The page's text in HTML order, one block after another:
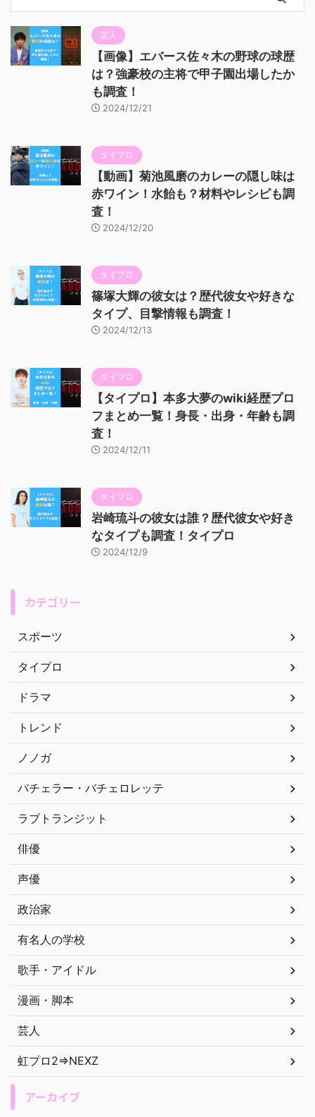
芸人
【画像】エバース佐々木の野球の球歴
は？強豪校の主将で甲子園出場したか
も調査！
2024/12/21
タイプロ
【動画】菊池風磨のカレーの隠し味は
赤ワイン！水飴も？材料やレシピも調
査！
2024/12/20
タイプロ
篠塚大輝の彼女は？歴代彼女や好きな
タイプ、目撃情報も調査！
2024/12/13
タイプロ
【タイプロ】本多大夢のwiki経歴プロ
フまとめ一覧！身長・出身・年齢も調
査！
2024/12/11
タイプロ
岩崎琉斗の彼女は誰？歴代彼女や好き
なタイプも調査！タイプロ
2024/12/9
カテゴリー
スポーツ
タイプロ
ドラマ
トレンド
ノノガ
バチェラー・バチェロレッテ
ラブトランジット
俳優
声優
政治家
有名人の学校
歌手・アイドル
漫画・脚本
芸人
虹プロ2⇒NEXZ
アーカイブ